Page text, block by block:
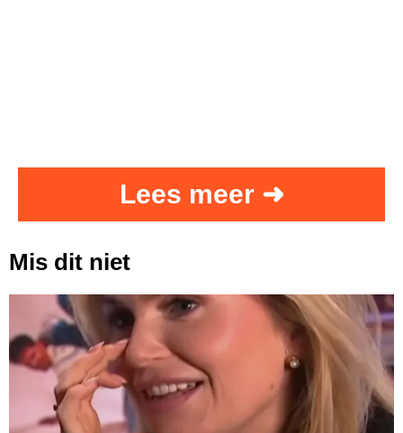
Lees meer ➜
Mis dit niet